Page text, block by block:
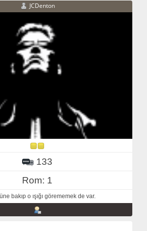
JCDenton
133
Rom: 1
bakıp o ışığı görememek de var.